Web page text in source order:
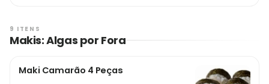
9 ITENS
Makis: Algas por Fora
Maki Camarão 4 Peças